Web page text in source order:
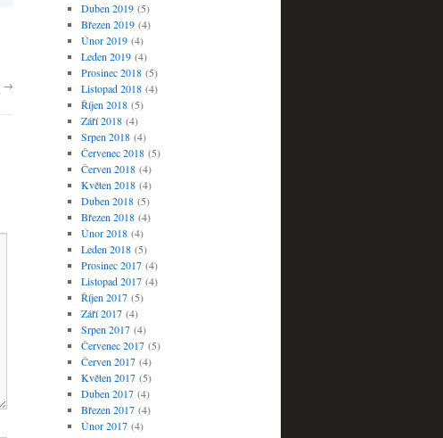
→
Duben 2019(5)
Březen 2019(4)
Únor 2019(4)
Leden 2019(4)
Prosinec 2018(5)
Listopad 2018(4)
Říjen 2018(5)
Září 2018(4)
Srpen 2018(4)
Červenec 2018(5)
Červen 2018(4)
Květen 2018(4)
Duben 2018(5)
Březen 2018(4)
Únor 2018(4)
Leden 2018(5)
Prosinec 2017(4)
Listopad 2017(4)
Říjen 2017(5)
Září 2017(4)
Srpen 2017(4)
Červenec 2017(5)
Červen 2017(4)
Květen 2017(5)
Duben 2017(4)
Březen 2017(4)
Únor 2017(4)